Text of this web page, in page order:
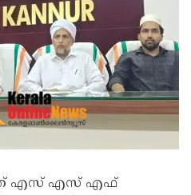
എസ് എസ് എഫ്